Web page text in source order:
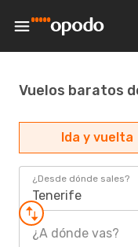
Vuelos baratos
Ida y vuelta
¿Desde dónde sales?
Tenerife
¿A dónde vas?